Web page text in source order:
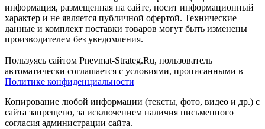
информация, размещенная на сайте, носит информационный
характер и не является публичной офертой. Технические
данные и комплект поставки товаров могут быть изменены
производителем без уведомления.
Пользуясь сайтом Pnevmat-Strateg.Ru, пользователь
автоматически соглашается с условиями, прописанными в
Политике конфиденциальности
Копирование любой информации (тексты, фото, видео и др.) с
сайта запрещено, за исключением наличия письменного
согласия администрации сайта.